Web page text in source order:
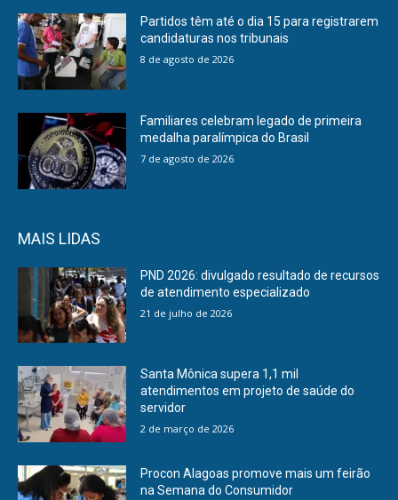
Partidos têm até o dia 15 para registrarem
candidaturas nos tribunais
8 de agosto de 2026
Familiares celebram legado de primeira
medalha paralímpica do Brasil
7 de agosto de 2026
MAIS LIDAS
PND 2026: divulgado resultado de recursos
de atendimento especializado
21 de julho de 2026
Santa Mônica supera 1,1 mil
atendimentos em projeto de saúde do
servidor
2 de março de 2026
Procon Alagoas promove mais um feirão
na Semana do Consumidor